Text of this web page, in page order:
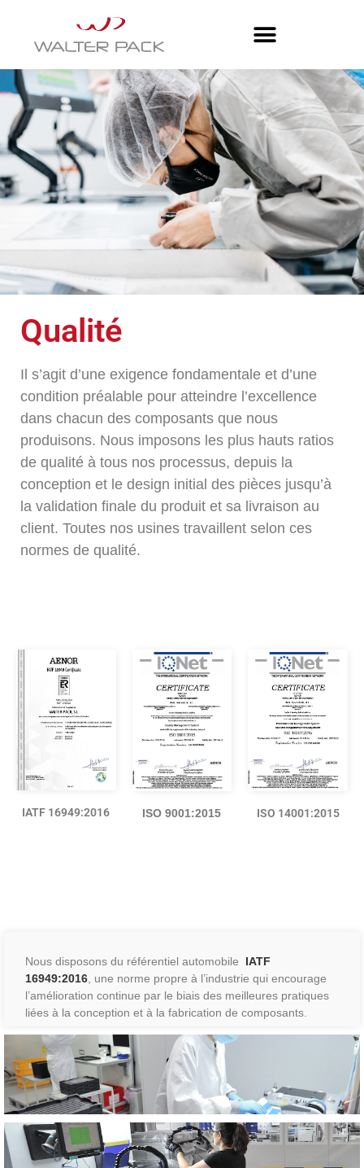
Qualité
Il s’agit d’une exigence fondamentale et d’une
condition préalable pour atteindre l’excellence
dans chacun des composants que nous
produisons. Nous imposons les plus hauts ratios
de qualité à tous nos processus, depuis la
conception et le design initial des pièces jusqu’à
la validation finale du produit et sa livraison au
client. Toutes nos usines travaillent selon ces
normes de qualité.
IATF 16949:2016 ISO 9001:2015 ISO 14001:2015
Nous disposons du référentiel automobile
IATF
16949:2016 , une norme propre à l’industrie qui encourage
l’amélioration continue par le biais des meilleures pratiques
liées à la conception et à la fabrication de composants.